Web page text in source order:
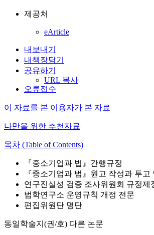
제공처
eArticle
내보내기
내책장담기
공유하기
URL 복사
오류접수
이 자료를 본 이용자가 본 자료
나만을 위한 추천자료
목차 (Table of Contents)
『중소기업과 법』간행규정
『중소기업과 법』원고 작성과 투고
연구진실성 검증 조사위원회 규정제
법학연구소 운영규칙 개정 전문
편집위원단 명단
동일학술지(권/호) 다른 논문